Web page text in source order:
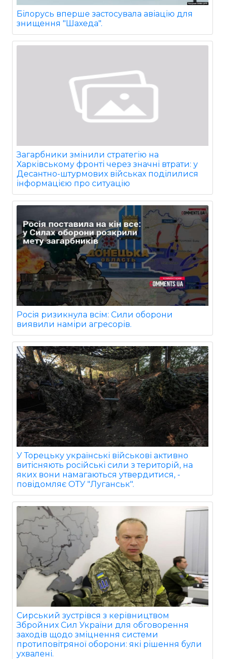
Білорусь вперше застосувала авіацію для
знищення "Шахеда".
Загарбники змінили стратегію на
Харківському фронті через значні втрати: у
Десантно-штурмових військах поділилися
інформацією про ситуацію
Росія ризикнула всім: Сили оборони
виявили наміри агресорів.
У Торецьку українські військові активно
витісняють російські сили з територій, на
яких вони намагаються утвердитися, -
повідомляє ОТУ "Луганськ".
Сирський зустрівся з керівництвом
Збройних Сил України для обговорення
заходів щодо зміцнення системи
протиповітряної оборони: які рішення були
ухвалені.